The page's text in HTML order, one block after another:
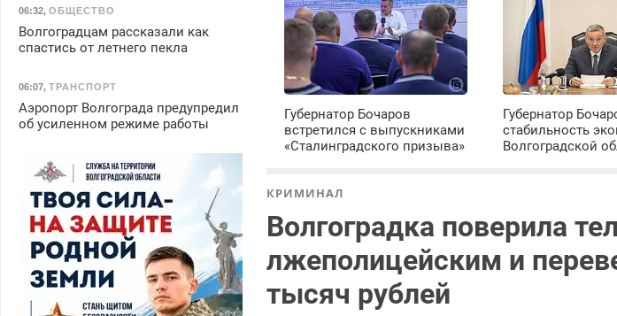
Губернатор Бочаров
встретился с выпускниками
«Сталинградского призыва»
Губернатор
стабильность
Волгоградской
КРИМИНАЛ
Волгоградка поверила
лжеполицейским и
тысяч рублей
06:32, ОБЩЕСТВО
Волгоградцам рассказали как
спастись от летнего пекла
06:07, ТРАНСПОРТ
Аэропорт Волгограда предупредил
об усиленном режиме работы